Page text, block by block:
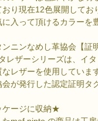
り現在12色展開してお
入って頂けるカラーを
ニンなめし革協会【証
レザーシリーズは、イ
レザーを使用していま
が発行した認定証明タ
ージに収納★